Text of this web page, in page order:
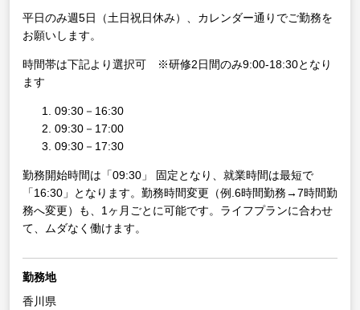
平日のみ週5日（土日祝日休み）、カレンダー通りでご勤務を
お願いします。
時間帯は下記より選択可 ※研修2日間のみ9:00-18:30となり
ます
09:30－16:30
09:30－17:00
09:30－17:30
勤務開始時間は「09:30」 固定となり、就業時間は最短で
「16:30」となります。勤務時間変更（例.6時間勤務→7時間勤
務へ変更）も、1ヶ月ごとに可能です。ライフプランに合わせ
て、ムダなく働けます。
勤務地
香川県